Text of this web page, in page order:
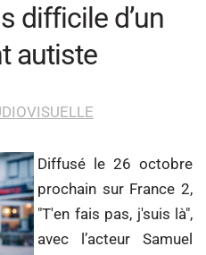
difficile d’un
autiste
Diffusé le 26 octobre
prochain sur France 2,
"T'en fais pas, j'suis là",
avec l’acteur Samuel